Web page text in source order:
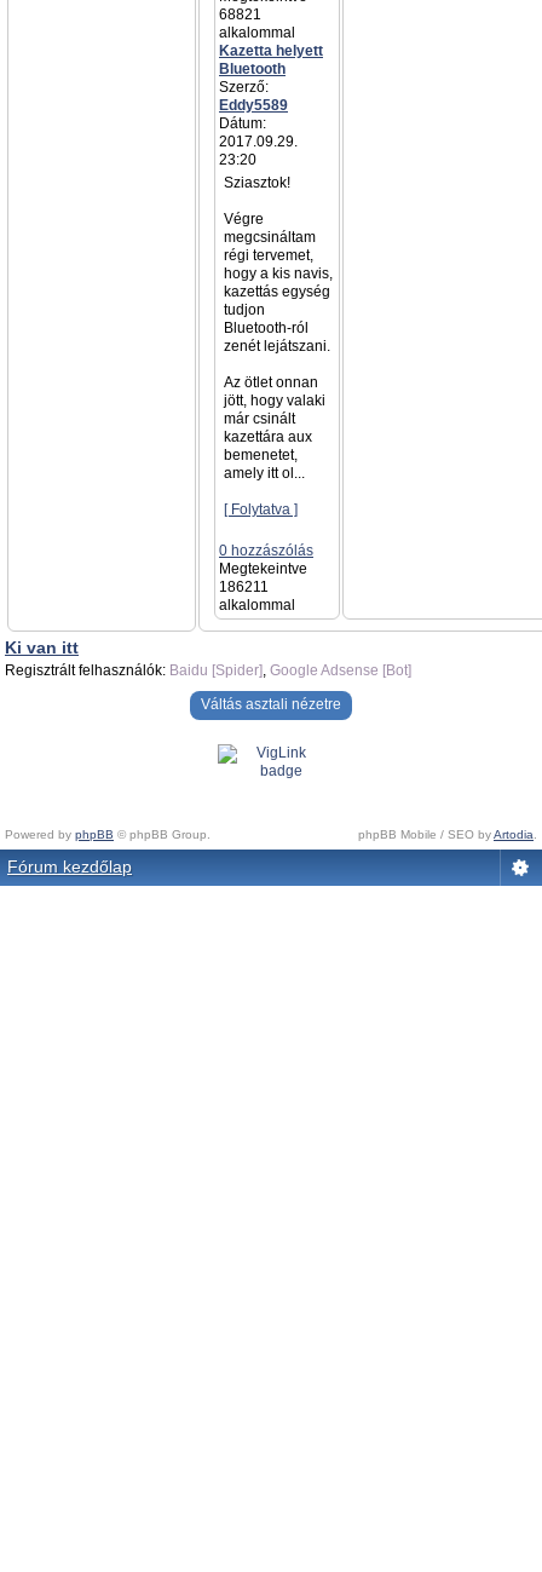
68821
alkalommal
Kazetta helyett
Bluetooth
Szerző:
Eddy5589
Dátum:
2017.09.29.
23:20
Sziasztok!
Végre
megcsináltam
régi tervemet,
hogy a kis navis,
kazettás egység
tudjon
Bluetooth-ról
zenét lejátszani.
Az ötlet onnan
jött, hogy valaki
már csinált
kazettára aux
bemenetet,
amely itt ol...
[ Folytatva ]
0 hozzászólás
Megtekeintve
186211
alkalommal
Ki van itt
Regisztrált felhasználók: Baidu [Spider], Google Adsense [Bot]
Váltás asztali nézetre
Powered by phpBB © phpBB Group. phpBB Mobile / SEO byArtodia.
Fórum kezdőlap